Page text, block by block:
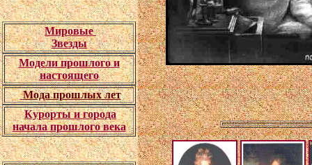
Мировые
Звезды
Модели прошлого и
настоящего
Мода прошлых лет
Курорты и города
начала прошлого века